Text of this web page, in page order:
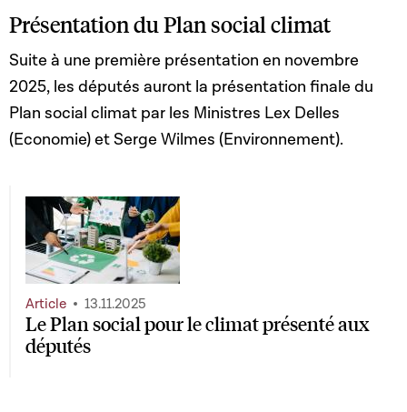
Présentation du Plan social climat
Suite à une première présentation en novembre
2025, les députés auront la présentation finale du
Plan social climat par les Ministres Lex Delles
(Economie) et Serge Wilmes (Environnement).
Le Plan social pour le climat présenté aux
députés
Article 13.11.2025